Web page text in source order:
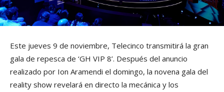
Este jueves 9 de noviembre, Telecinco transmitirá la gran
gala de repesca de ‘GH VIP 8’. Después del anuncio
realizado por Ion Aramendi el domingo, la novena gala del
reality show revelará en directo la mecánica y los